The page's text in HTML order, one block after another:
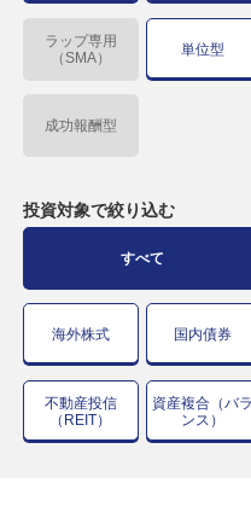
ラップ専用
（SMA）
単位型
成功報酬型
投資対象で絞り込む
すべて
海外株式 国内債券
不動産投信
（REIT）
資産複合（バラ
ンス）